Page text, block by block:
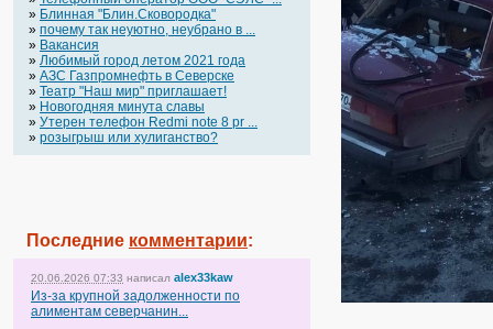
» Блинная "Блин.Сковородка"
» почему так неуютно, неубрано в ...
» Вакансия
» Любимый город летом 2021 года
» АЗС Газпромнефть в Северске
» Театр "Наш мир" приглашает!
» Новогодняя минута славы
» Утерен телефон Redmi note 8 pr ...
» розыгрыш или хулиганство?
Последние комментарии:
20.06.2026 07:33 написал alex33kaw
Из-за крупной задолженности по
алиментам северчанин...